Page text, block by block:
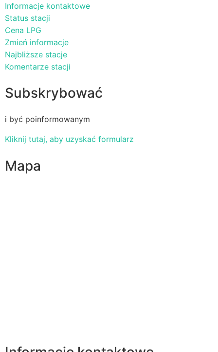
Informacje kontaktowe
Status stacji
Cena LPG
Zmień informacje
Najbliższe stacje
Komentarze stacji
Subskrybować
i być poinformowanym
Kliknij tutaj, aby uzyskać formularz
Mapa